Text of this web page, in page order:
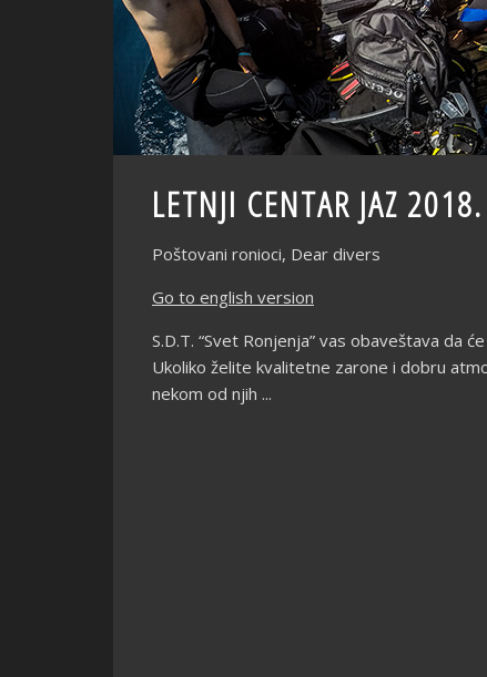
LETNJI CENTAR JAZ 2018.
Poštovani ronioci, Dear divers
Go to english version
S.D.T. “Svet Ronjenja” vas obaveštava da
Ukoliko želite kvalitetne zarone i dobru
nekom od njih ...